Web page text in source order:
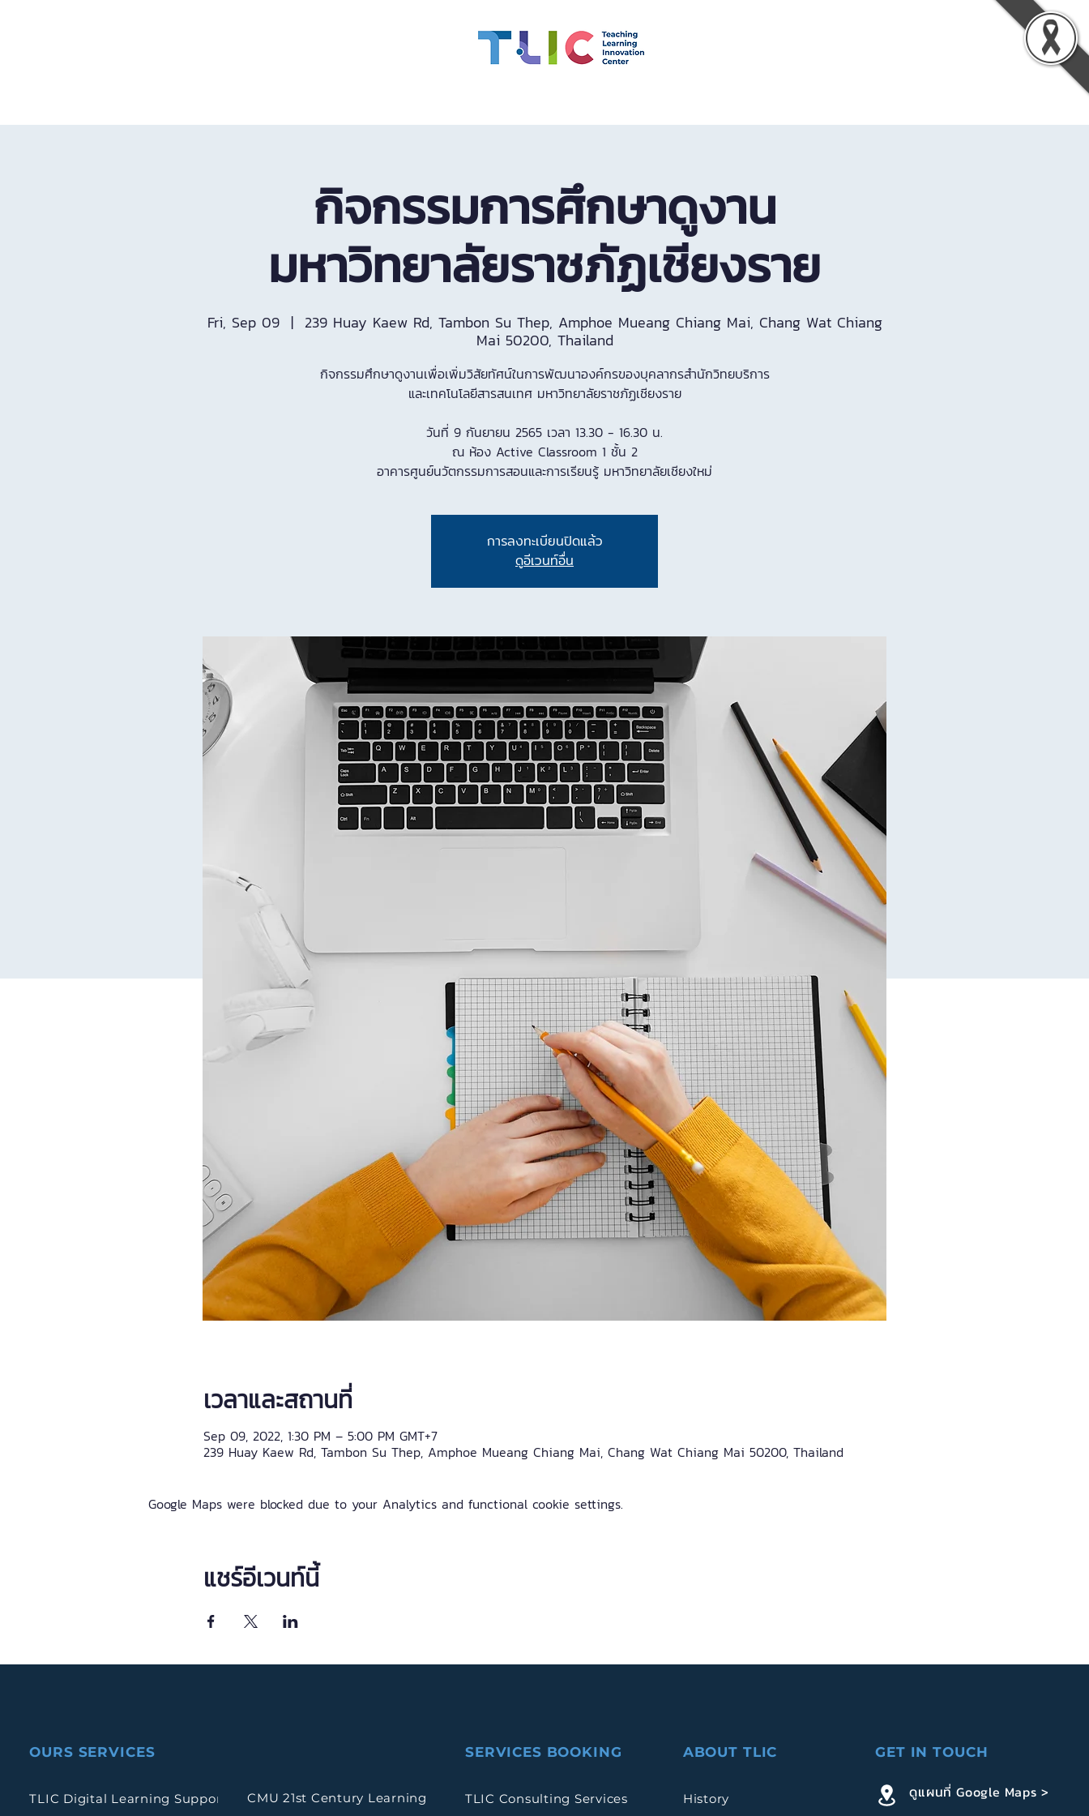
กิจกรรมการศึกษาดูงาน
มหาวิทยาลัยราชภัฏเชียงราย
Fri, Sep 09
  |
239 Huay Kaew Rd, Tambon Su Thep, Amphoe Mueang Chiang Mai, Chang Wat Chiang
Mai 50200, Thailand
กิจกรรมศึกษาดูงานเพื่อเพิ่มวิสัยทัศน์ในการพัฒนาองค์กรของบุคลากรสํานักวิทยบริการ
และเทคโนโลยีสารสนเทศ มหาวิทยาลัยราชภัฏเชียงราย
วันที่ 9 กันยายน 2565 เวลา 13.30 - 16.30 น.
ณ ห้อง Active Classroom 1 ชั้น 2
อาคารศูนย์นวัตกรรมการสอนและการเรียนรู้ มหาวิทยาลัยเชียงใหม่
การลงทะเบียนปิดแล้ว
ดูอีเวนท์อื่น
เวลาและสถานที่
Sep 09, 2022, 1:30 PM – 5:00 PM GMT+7
239 Huay Kaew Rd, Tambon Su Thep, Amphoe Mueang Chiang Mai, Chang Wat Chiang Mai 50200, Thailand
Google Maps were blocked due to your Analytics and functional cookie settings.
แชร์อีเวนท์นี้
OURS SERVICES
TLIC Digital Learning Support CMU 21st Century Learning
SERVICES BOOKING
TLIC Consulting Services
ABOUT TLIC
History
GET IN TOUCH
ดูแผนที่ Google Maps >